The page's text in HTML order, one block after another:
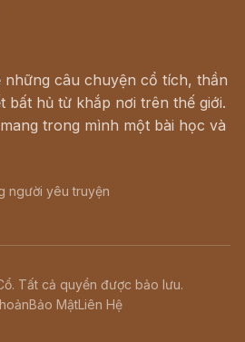
những câu chuyện cổ tích, thần
bất hủ từ khắp nơi trên thế giới.
trong mình một bài học và
người yêu truyện
Tất cả quyền được bảo lưu.
Bảo MậtLiên Hệ